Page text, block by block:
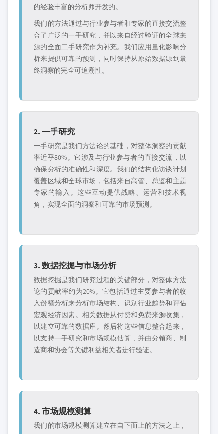
的经验丰富的分析师开发的。
我们的方法通过与行业参与者和专家的直接交流整
合了广泛的一手研究，并以来自经过验证的全球来
源的全面二手研究作为补充。我们应用量化影响分
析来提供可靠的预测，同时保持从原始数据源到最
终洞察的完全可追溯性。
2. 一手研究
一手研究是我们方法论的基础，对整体洞察的贡献
率近乎80%。它涉及与行业参与者的直接交流，以
确保分析的准确性和深度。我们的结构化访谈计划
覆盖区域和全球市场，包括来自高管、总监和主题
专家的输入。这些互动提供战略、运营和技术视
角，实现全面的洞察和可靠的市场预测。
3. 数据挖掘与市场分析
数据挖掘是我们研究过程的关键部分，对整体方法
论的贡献率约为20%。它包括通过主要参与者的收
入份额分析来分析市场结构、识别行业趋势和评估
宏观经济因素。相关数据从付费和免费来源收集，
以建立可靠的数据库。然后将这些信息整合起来，
以支持一手研究和市场规模估算，并由分销商、制
造商和协会等关键利益相关者进行验证。
4. 市场规模测算
我们的市场规模测算建立在自下而上的方法之上，